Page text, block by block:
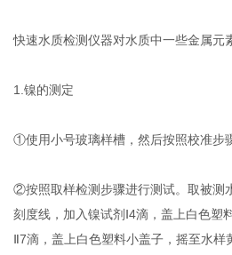
快速水质检测仪器对水质中一些金属元
1.镍的测定
①使用小号玻璃样槽，然后按照校准步
②按照取样检测步骤进行测试。取被测
刻度线，加入镍试剂Ⅰ4滴，盖上白色塑
Ⅱ7滴，盖上白色塑料小盖子，摇至水